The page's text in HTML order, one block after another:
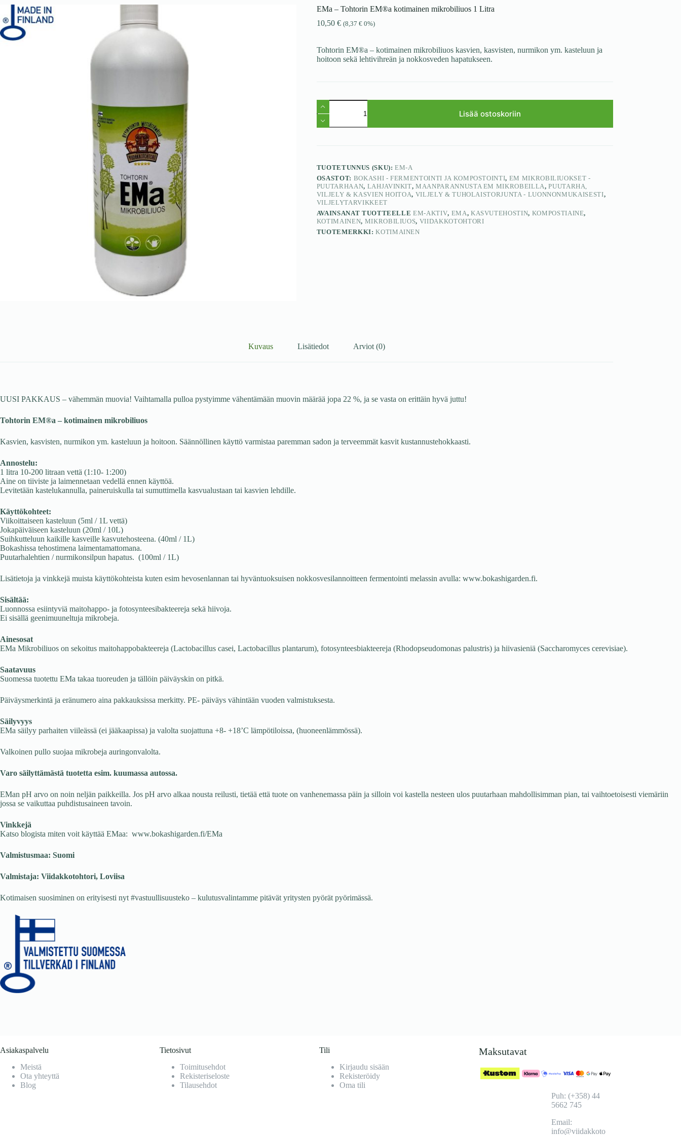
EMa – Tohtorin EM®a kotimainen mikrobiliuos 1 Litra
10,50 € (8,37 €0%)
Tohtorin EM®a – kotimainen mikrobiliuos kasvien, kasvisten, nurmikon ym. kasteluun ja
hoitoon sekä lehtivihreän ja nokkosveden hapatukseen.
Lisää ostoskoriin
TUOTETUNNUS (SKU):EM-A
OSASTOT: BOKASHI - FERMENTOINTI JA KOMPOSTOINTI, EM MIKROBILIUOKSET -
PUUTARHAAN, LAHJAVINKIT,MAANPARANNUSTA EM MIKROBEILLA,PUUTARHA,
VILJELY & KASVIEN HOITOA, VILJELY & TUHOLAISTORJUNTA - LUONNONMUKAISESTI,
VILJELYTARVIKKEET
AVAINSANAT TUOTTEELLEEM-AKTIV, EMA, KASVUTEHOSTIN, KOMPOSTIAINE,
KOTIMAINEN, MIKROBILIUOS, VIIDAKKOTOHTORI
TUOTEMERKKI:KOTIMAINEN
Kuvaus Lisätiedot Arviot (0)
UUSI PAKKAUS – vähemmän muovia! Vaihtamalla pulloa pystyimme vähentämään muovin määrää jopa 22 %, ja se vasta on erittäin hyvä juttu!
Tohtorin EM®a – kotimainen mikrobiliuos
Kasvien, kasvisten, nurmikon ym. kasteluun ja hoitoon. Säännöllinen käyttö varmistaa paremman sadon ja terveemmät kasvit kustannustehokkaasti.
Annostelu:
1 litra 10-200 litraan vettä (1:10- 1:200)
Aine on tiiviste ja laimennetaan vedellä ennen käyttöä.
Levitetään kastelukannulla, paineruiskulla tai sumuttimella kasvualustaan tai kasvien lehdille.
Käyttökohteet:
Viikoittaiseen kasteluun (5ml / 1L vettä)
Jokapäiväiseen kasteluun (20ml / 10L)
Suihkutteluun kaikille kasveille kasvutehosteena. (40ml / 1L)
Bokashissa tehostimena laimentamattomana.
Puutarhalehtien / nurmikonsilpun hapatus. (100ml / 1L)
Lisätietoja ja vinkkejä muista käyttökohteista kuten esim hevosenlannan tai hyväntuoksuisen nokkosvesilannoitteen fermentointi melassin avulla: www.bokashigarden.fi.
Sisältää:
Luonnossa esiintyviä maitohappo- ja fotosynteesibakteereja sekä hiivoja.
Ei sisällä geenimuuneltuja mikrobeja.
Ainesosat
EMa Mikrobiliuos on sekoitus maitohappobakteereja (Lactobacillus casei, Lactobacillus plantarum), fotosynteesbiakteereja (Rhodopseudomonas palustris) ja hiivasieniä (Saccharomyces cerevisiae).
Saatavuus
Suomessa tuotettu EMa takaa tuoreuden ja tällöin päiväyskin on pitkä.
Päiväysmerkintä ja eränumero aina pakkauksissa merkitty. PE- päiväys vähintään vuoden valmistuksesta.
Säilyvyys
EMa säilyy parhaiten viileässä (ei jääkaapissa) ja valolta suojattuna +8- +18’C lämpötiloissa, (huoneenlämmössä).
Valkoinen pullo suojaa mikrobeja auringonvalolta.
Varo säilyttämästä tuotetta esim. kuumassa autossa.
EMan pH arvo on noin neljän paikkeilla. Jos pH arvo alkaa nousta reilusti, tietää että tuote on vanhenemassa päin ja silloin voi kastella nesteen ulos puutarhaan mahdollisimman pian, tai vaihtoetoisesti viemäriin
jossa se vaikuttaa puhdistusaineen tavoin.
Vinkkejä
Katso blogista miten voit käyttää EMaa: www.bokashigarden.fi/EMa
Valmistusmaa: Suomi
Valmistaja: Viidakkotohtori, Loviisa
Kotimaisen suosiminen on erityisesti nyt #vastuullisuusteko – kulutusvalintamme pitävät yritysten pyörät pyörimässä.
Asiakaspalvelu
Meistä
Ota yhteyttä
Blog
Tietosivut
Toimitusehdot
Rekisteriseloste
Tilausehdot
Tili
Kirjaudu sisään
Rekisteröidy
Oma tili
Maksutavat
Puh: (+358) 44
5662 745
Email:
info@viidakkoto